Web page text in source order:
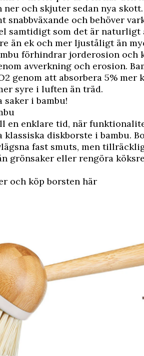
ner och skjuter sedan nya skott.
snabbväxande och behöver
samtidigt som det är
än ek och mer ljuståligt än
förhindrar jorderosion och
avverkning och erosion.
genom att absorbera 5%
syre i luften än träd.
i bambu!
en enklare tid, när
klassiska diskborste i bambu.
fast smuts, men
grönsaker eller rengöra
och köp borsten här